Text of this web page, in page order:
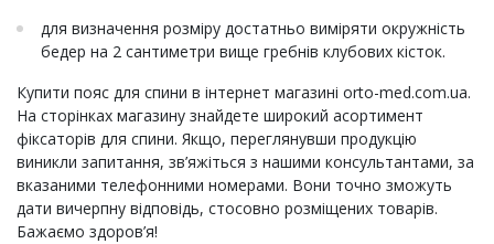
для визначення розміру достатньо виміряти окружність
бедер на 2 сантиметри вище гребнів клубових кісток.
Купити пояс для спини в інтернет магазині orto-med.com.ua.
На сторінках магазину знайдете широкий асортимент
фіксаторів для спини. Якщо, переглянувши продукцію
виникли запитання, зв’яжіться з нашими консультантами, за
вказаними телефонними номерами. Вони точно зможуть
дати вичерпну відповідь, стосовно розміщених товарів.
Бажаємо здоров’я!